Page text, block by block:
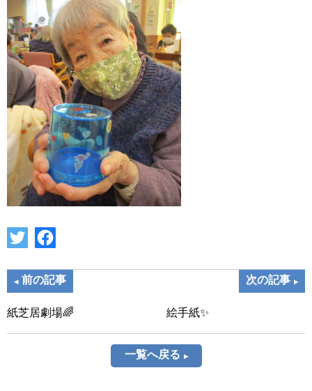
前の記事
紙芝居劇場🌈
次の記事
絵手紙✨
一覧へ戻る